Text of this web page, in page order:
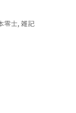
零士, 雑記